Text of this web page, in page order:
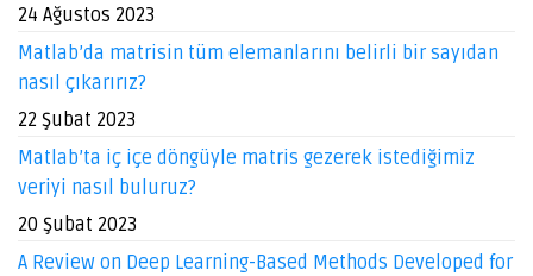
24 Ağustos 2023
Matlab’da matrisin tüm elemanlarını belirli bir sayıdan
nasıl çıkarırız?
22 Şubat 2023
Matlab’ta iç içe döngüyle matris gezerek istediğimiz
veriyi nasıl buluruz?
20 Şubat 2023
A Review on Deep Learning-Based Methods Developed for